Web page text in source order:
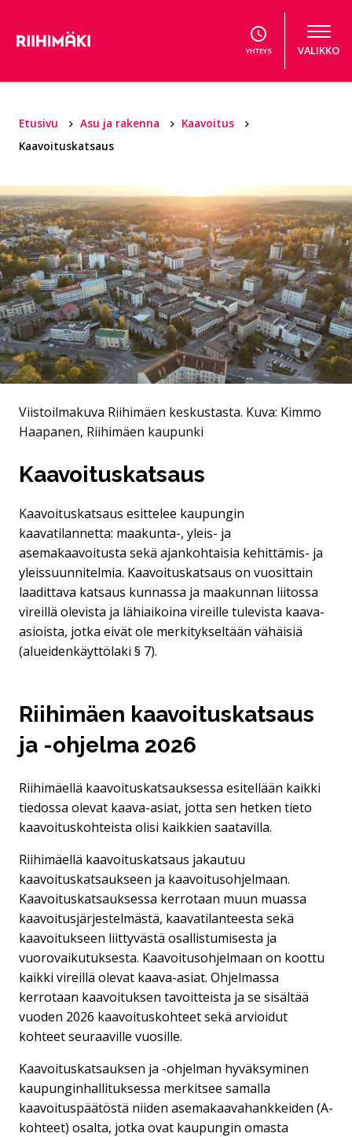
YHTEYS VALIKKO
Etusivu Asu ja rakenna
Kaavoitus
Kaavoituskatsaus
Viistoilmakuva Riihimäen keskustasta. Kuva: Kimmo
Haapanen, Riihimäen kaupunki
Kaavoituskatsaus
Kaavoituskatsaus esittelee kaupungin
kaavatilannetta: maakunta-, yleis- ja
asemakaavoitusta sekä ajankohtaisia kehittämis- ja
yleissuunnitelmia. Kaavoituskatsaus on vuosittain
laadittava katsaus kunnassa ja maakunnan liitossa
vireillä olevista ja lähiaikoina vireille tulevista kaava-
asioista, jotka eivät ole merkitykseltään vähäisiä
(alueidenkäyttölaki § 7).
Riihimäen kaavoituskatsaus
ja -ohjelma 2026
Riihimäellä kaavoituskatsauksessa esitellään kaikki
tiedossa olevat kaava-asiat, jotta sen hetken tieto
kaavoituskohteista olisi kaikkien saatavilla.
Riihimäellä kaavoituskatsaus jakautuu
kaavoituskatsaukseen ja kaavoitusohjelmaan.
Kaavoituskatsauksessa kerrotaan muun muassa
kaavoitusjärjestelmästä, kaavatilanteesta sekä
kaavoitukseen liittyvästä osallistumisesta ja
vuorovaikutuksesta. Kaavoitusohjelmaan on koottu
kaikki vireillä olevat kaava-asiat. Ohjelmassa
kerrotaan kaavoituksen tavoitteista ja se sisältää
vuoden 2026 kaavoituskohteet sekä arvioidut
kohteet seuraaville vuosille.
Kaavoituskatsauksen ja -ohjelman hyväksyminen
kaupunginhallituksessa merkitsee samalla
kaavoituspäätöstä niiden asemakaavahankkeiden (A-
kohteet) osalta, jotka ovat kaupungin omasta